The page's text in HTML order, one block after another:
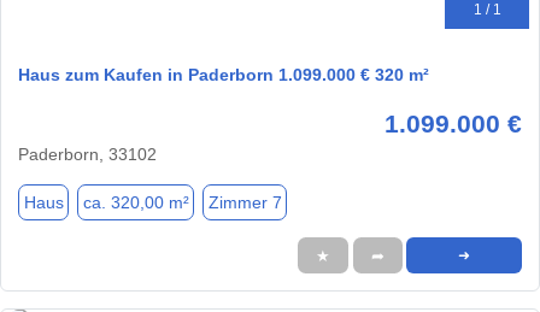
1 / 1
Haus zum Kaufen in Paderborn 1.099.000 € 320 m²
1.099.000 €
Paderborn, 33102
Haus ca. 320,00 m² Zimmer 7
★ ➦ ➜